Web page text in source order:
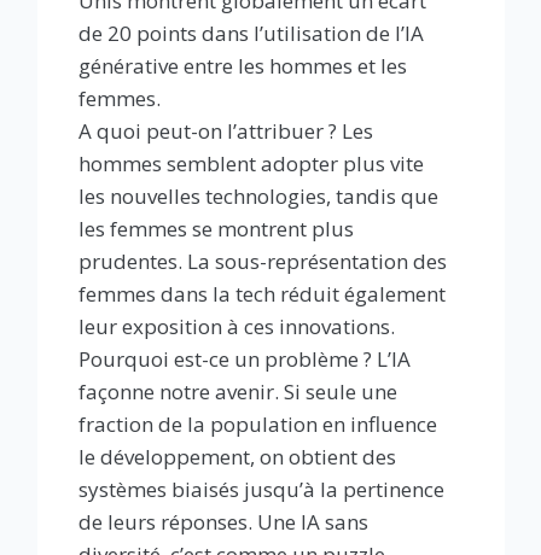
de 20 points dans l’utilisation de l’IA
générative entre les hommes et les
femmes.
A quoi peut-on l’attribuer ? Les
hommes semblent adopter plus vite
les nouvelles technologies, tandis que
les femmes se montrent plus
prudentes. La sous-représentation des
femmes dans la tech réduit également
leur exposition à ces innovations.
Pourquoi est-ce un problème ? L’IA
façonne notre avenir. Si seule une
fraction de la population en influence
le développement, on obtient des
systèmes biaisés jusqu’à la pertinence
de leurs réponses. Une IA sans